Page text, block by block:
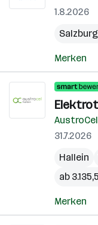
1.8.2026
Merken
31.7.2026
Hallein
ab
Merken